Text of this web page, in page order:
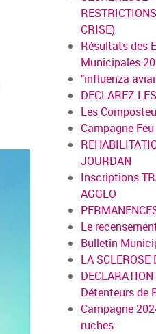
CRISE)
Résultats des
Municipales
"influenza
DECLAREZ
Les
Campagne Feu
JOURDAN
Inscriptions
AGGLO
Le
Bulletin
LA SCLEROSE
Détenteurs de
Campagne
ruches